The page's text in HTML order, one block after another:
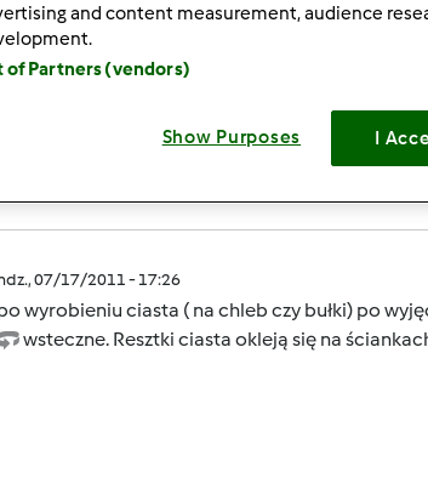
05/19/2011 - 08:17
Na szczęście w porę odkryłam haczyk
07/17/2011 - 17:26
wyrobieniu ciasta ( na chleb czy bułki) po
wsteczne. Resztki ciasta okleją się na
and content measurement, audience
of Partners (vendors)
Show Purposes I